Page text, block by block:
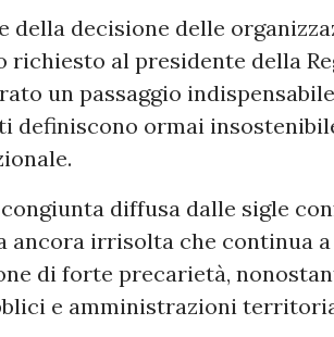
della decisione delle
richiesto al presidente della
un passaggio
definiscono ormai
diffusa dalle sigle
ancora irrisolta che continua
di forte precarietà,
e amministrazioni